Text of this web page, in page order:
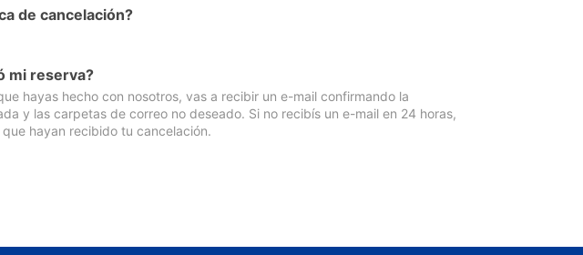
de cancelación?
mi reserva?
hayas hecho con nosotros, vas a recibir un e-mail confirmando la
y las carpetas de correo no deseado. Si no recibís un e-mail en 24 horas,
hayan recibido tu cancelación.